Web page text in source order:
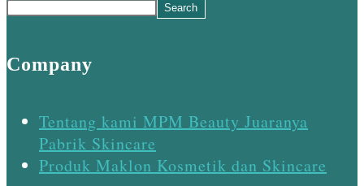
Search
Company
Tentang kami MPM Beauty Juaranya
Pabrik Skincare
Produk Maklon Kosmetik dan Skincare